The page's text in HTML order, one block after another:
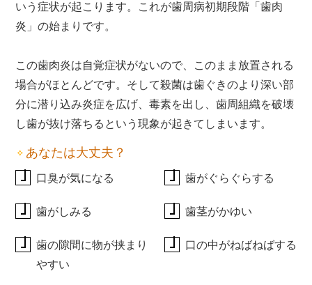
いう症状が起こります。これが歯周病初期段階「歯肉
炎」の始まりです。
この歯肉炎は自覚症状がないので、このまま放置される
場合がほとんどです。そして殺菌は歯ぐきのより深い部
分に潜り込み炎症を広げ、毒素を出し、歯周組織を破壊
し歯が抜け落ちるという現象が起きてしまいます。
あなたは大丈夫？
口臭が気になる 歯がぐらぐらする
歯がしみる 歯茎がかゆい
歯の隙間に物が挟まり
やすい
口の中がねばねばする